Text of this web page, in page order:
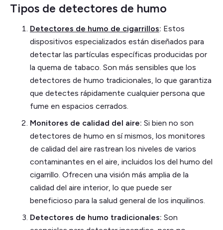
Tipos de detectores de humo
Detectores de humo de cigarrillos: Estos
dispositivos especializados están diseñados para
detectar las partículas específicas producidas por
la quema de tabaco. Son más sensibles que los
detectores de humo tradicionales, lo que garantiza
que detectes rápidamente cualquier persona que
fume en espacios cerrados.
Monitores de calidad del aire: Si bien no son
detectores de humo en sí mismos, los monitores
de calidad del aire rastrean los niveles de varios
contaminantes en el aire, incluidos los del humo del
cigarrillo. Ofrecen una visión más amplia de la
calidad del aire interior, lo que puede ser
beneficioso para la salud general de los inquilinos.
Detectores de humo tradicionales: Son